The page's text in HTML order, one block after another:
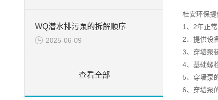
WQ潜水排污泵的拆解顺序
2025-06-09
查看全部
杜安环保
1、2年正
2、提供设
3、穿墙泵
4、基础螺
5、穿墙泵
6、穿墙泵